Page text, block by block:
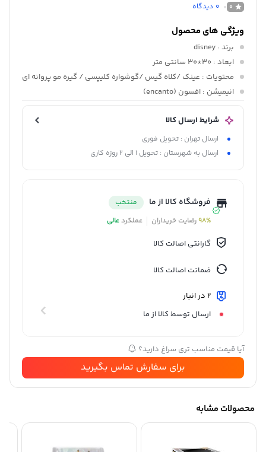
0
0 دیدگاه
ویژگی های محصول
برند : disney
ابعاد : 30*30 سانتی متر
محتویات : عینک /کلاه گیس /گوشواره کلیپسی / گیره مو پروانه ای
انیمیشن : افسون (encanto)
شرایط ارسال کالا
ارسال تهران : تحویل فوری
ارسال به شهرستان : تحویل 1 الی 2 روزه کاری
فروشگاه کالا از ما
منتخب
98%رضایت خریداران عملکردعالی
گارانتی اصالت کالا
ضمانت اصالت کالا
2 در انبار
ارسال توسط کالا از ما
آیا قیمت مناسب تری سراغ دارید؟
برای سفارش تماس بگیرید
محصولات مشابه